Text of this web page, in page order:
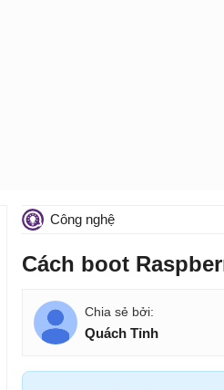
Công nghệ
Cách boot
Quách Tỉnh